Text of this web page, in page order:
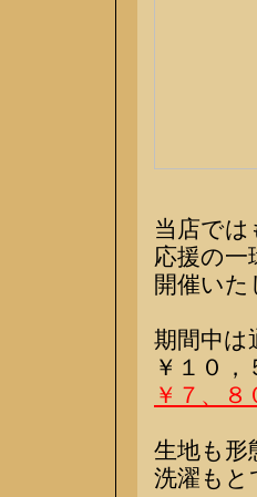
当店で
応援の
開催い
期間中は
￥１０
￥７、
生地も形
洗濯もと